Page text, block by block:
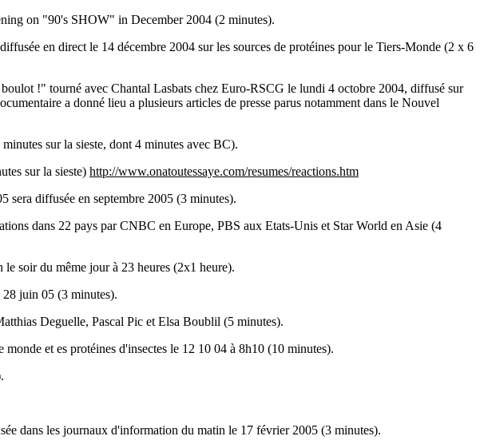
on "90's SHOW" in December 2004 (2 minutes).
en direct le 14 décembre 2004 sur les sources de protéines pour le Tiers-Monde (2 x 6
!" tourné avec Chantal Lasbats chez Euro-RSCG le lundi 4 octobre 2004, diffusé sur
a donné lieu a plusieurs articles de presse parus notamment dans le Nouvel
sur la sieste, dont 4 minutes avec BC).
sur la sieste) http://www.onatoutessaye.com/resumes/reactions.htm
sera diffusée en septembre 2005 (3 minutes).
dans 22 pays par CNBC en Europe, PBS aux Etats-Unis et Star World en Asie (4
soir du même jour à 23 heures (2x1 heure).
juin 05 (3 minutes).
Deguelle, Pascal Pic et Elsa Boublil (5 minutes).
et es protéines d'insectes le 12 10 04 à 8h10 (10 minutes).
dans les journaux d'information du matin le 17 février 2005 (3 minutes).